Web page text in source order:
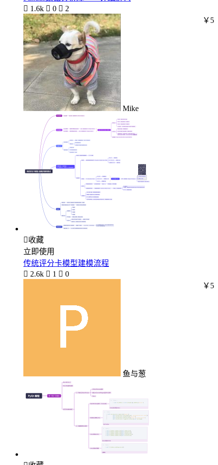
 1.6k  0  2
Mike
￥5
收藏
立即使用
传统评分卡模型建模流程
 2.6k  1  0
鱼与葱
￥5